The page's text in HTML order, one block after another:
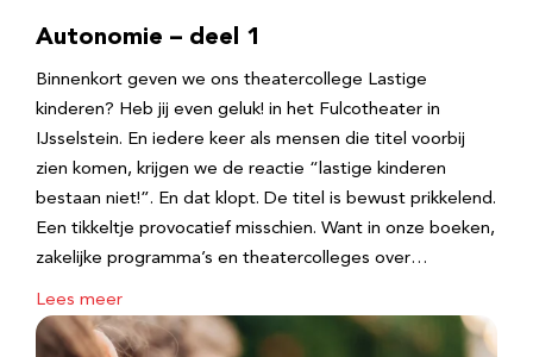
Autonomie – deel 1
Binnenkort geven we ons theatercollege Lastige
kinderen? Heb jij even geluk! in het Fulcotheater in
IJsselstein. En iedere keer als mensen die titel voorbij
zien komen, krijgen we de reactie “lastige kinderen
bestaan niet!”. En dat klopt. De titel is bewust prikkelend.
Een tikkeltje provocatief misschien. Want in onze boeken,
zakelijke programma’s en theatercolleges over…
Lees meer